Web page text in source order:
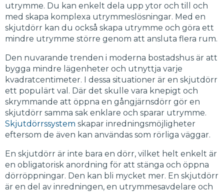
utrymme. Du kan enkelt dela upp ytor och till och
med skapa komplexa utrymmeslösningar. Med en
skjutdörr kan du också skapa utrymme och göra ett
mindre utrymme större genom att ansluta flera rum.
Den nuvarande trenden i moderna bostadshus är att
bygga mindre lägenheter och utnyttja varje
kvadratcentimeter. I dessa situationer är en skjutdörr
ett populärt val. Där det skulle vara knepigt och
skrymmande att öppna en gångjärnsdörr gör en
skjutdörr samma sak enklare och sparar utrymme.
Skjutdörrssystem skapar inredningsmöjligheter
eftersom de även kan användas som rörliga väggar.
En skjutdörr är inte bara en dörr, vilket helt enkelt är
en obligatorisk anordning för att stänga och öppna
dörröppningar. Den kan bli mycket mer. En skjutdörr
är en del av inredningen, en utrymmesavdelare och